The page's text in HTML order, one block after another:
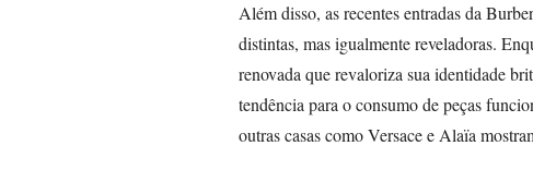
Além disso, as recentes entradas da
distintas, mas igualmente reveladoras.
renovada que revaloriza sua identidade
tendência para o consumo de peças
outras casas como Versace e Alaïa